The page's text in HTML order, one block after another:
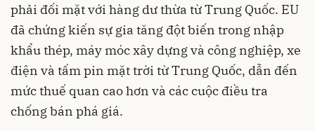
phải đối mặt với hàng dư thừa từ Trung Quốc. EU
đã chứng kiến ​​sự gia tăng đột biến trong nhập
khẩu thép, máy móc xây dựng và công nghiệp, xe
điện và tấm pin mặt trời từ Trung Quốc, dẫn đến
mức thuế quan cao hơn và các cuộc điều tra
chống bán phá giá.